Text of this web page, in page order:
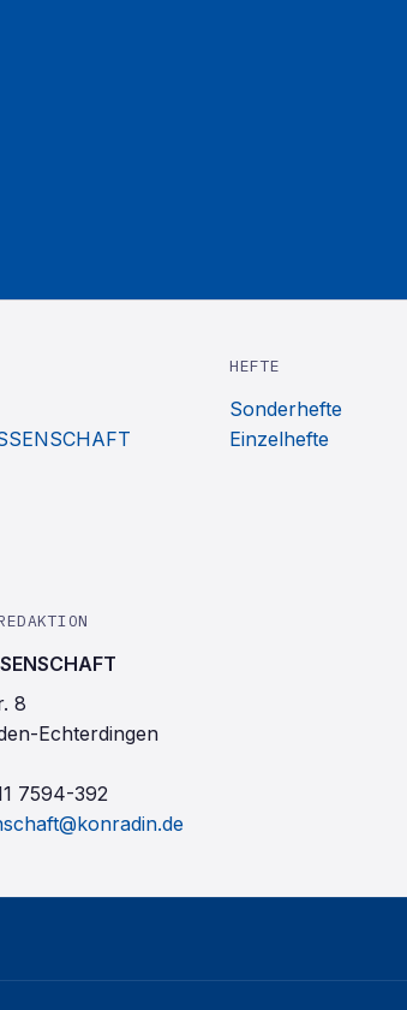
HEFTE
Sonderhefte
Einzelhefte
8
Echterdingen
7594-392